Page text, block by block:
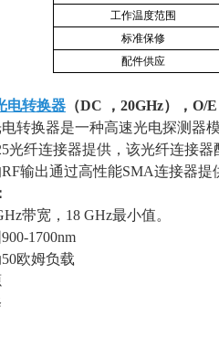
工作温度范围
标准保修
配件供应
电转换器 （DC ， 20GHz）， O/
转换器是一种高速光电探测器
光纤连接器提供，该光纤连接器
RF输出通过高性能SMA连接器提
带宽， 18 GHz最小值。
900-1700nm
50欧姆负载